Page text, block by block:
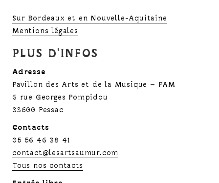
Sur Bordeaux et en Nouvelle-Aquitaine
Mentions légales
PLUS D'INFOS
Adresse
Pavillon des Arts et de la Musique – PAM
6 rue Georges Pompidou
33600 Pessac
Contacts
05 56 46 38 41
contact@lesartsaumur.com
Tous nos contacts